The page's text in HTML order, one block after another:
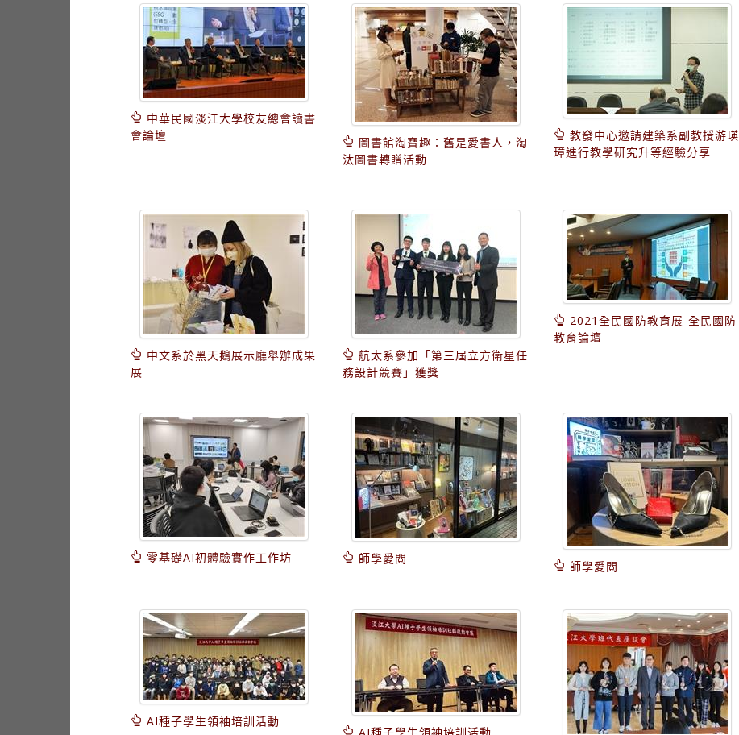
中華民國淡江大學校友總會讀書
會論壇
圖書館淘寶趣：舊是愛書人，淘
汰圖書轉贈活動
教發中心邀請建築系副教授游瑛
璋進行教學研究升等經驗分享
中文系於黑天鵝展示廳舉辦成果
展
航太系參加「第三屆立方衛星任
務設計競賽」獲獎
2021全民國防教育展-全民國防
教育論壇
零基礎AI初體驗實作工作坊 師學愛閲
師學愛閲
AI種子學生領袖培訓活動